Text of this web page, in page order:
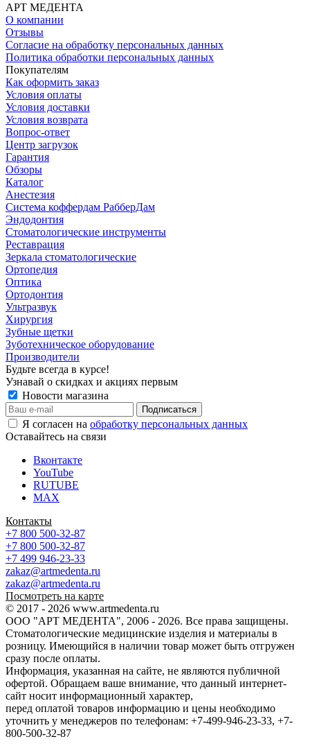
АРТ МЕДЕНТА
О компании
Отзывы
Согласие на обработку персональных данных
Политика обработки персональных данных
Покупателям
Как оформить заказ
Условия оплаты
Условия доставки
Условия возврата
Вопрос-ответ
Центр загрузок
Гарантия
Обзоры
Каталог
Анестезия
Система коффердам РабберДам
Эндодонтия
Стоматологические инструменты
Реставрация
Зеркала стоматологические
Ортопедия
Оптика
Ортодонтия
Ультразвук
Хирургия
Зубные щетки
Зуботехническое оборудование
Производители
Будьте всегда в курсе!
Узнавай о скидках и акциях первым
Новости магазина
Я согласен на обработку персональных данных
Оставайтесь на связи
Вконтакте
YouTube
RUTUBE
MAX
Контакты
+7 800 500-32-87
+7 800 500-32-87
+7 499 946-23-33
zakaz@artmedenta.ru
zakaz@artmedenta.ru
Посмотреть на карте
© 2017 - 2026 www.artmedenta.ru
ООО "АРТ МЕДЕНТА", 2006 - 2026. Все права защищены.
Стоматологические медицинские изделия и материалы в
розницу. Имеющийся в наличии товар может быть отгружен
сразу после оплаты.
Информация, указанная на сайте, не являются публичной
офертой. Обращаем ваше внимание, что данный интернет-
сайт носит информационный характер,
перед оплатой товаров информацию и цены необходимо
уточнить у менеджеров по телефонам: +7-499-946-23-33, +7-
800-500-32-87